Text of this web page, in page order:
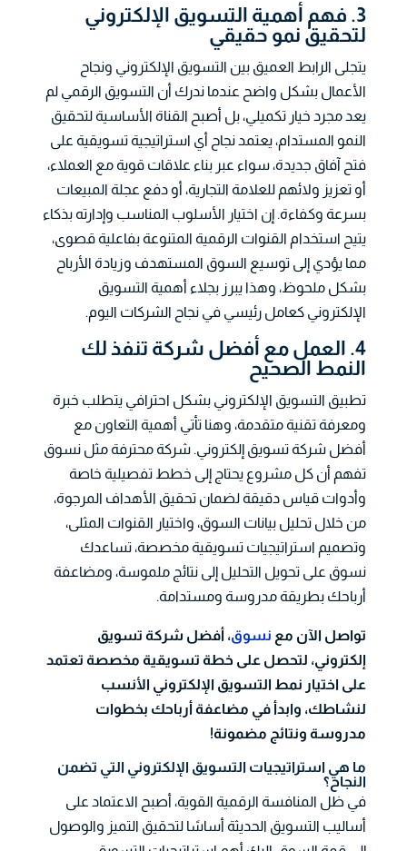
3. فهم أهمية التسويق الإلكتروني
لتحقيق نمو حقيقي
يتجلى الرابط العميق بين التسويق الإلكتروني ونجاح
الأعمال بشكل واضح عندما ندرك أن التسويق الرقمي لم
يعد مجرد خيار تكميلي، بل أصبح القناة الأساسية لتحقيق
النمو المستدام، يعتمد نجاح أي استراتيجية تسويقية على
فتح آفاق جديدة، سواء عبر بناء علاقات قوية مع العملاء،
أو تعزيز ولائهم للعلامة التجارية، أو دفع عجلة المبيعات
بسرعة وكفاءة. إن اختيار الأسلوب المناسب وإدارته بذكاء
يتيح استخدام القنوات الرقمية المتنوعة بفاعلية قصوى،
مما يؤدي إلى توسيع السوق المستهدف وزيادة الأرباح
بشكل ملحوظ، وهذا يبرز بجلاء أهمية التسويق
الإلكتروني كعامل رئيسي في نجاح الشركات اليوم.
4. العمل مع أفضل شركة تنفذ لك
النمط الصحيح
تطبيق التسويق الإلكتروني بشكل احترافي يتطلب خبرة
ومعرفة تقنية متقدمة، وهنا تأتي أهمية التعاون مع
أفضل شركة تسويق إلكتروني. شركة محترفة مثل نسوق
تفهم أن كل مشروع يحتاج إلى خطط تفصيلية خاصة
وأدوات قياس دقيقة لضمان تحقيق الأهداف المرجوة،
من خلال تحليل بيانات السوق، واختيار القنوات المثلى،
وتصميم استراتيجيات تسويقية مخصصة، تساعدك
نسوق على تحويل التحليل إلى نتائج ملموسة، ومضاعفة
أرباحك بطريقة مدروسة ومستدامة.
تواصل الآن مع نسوق، أفضل شركة تسويق
إلكتروني، لتحصل على خطة تسويقية مخصصة تعتمد
على اختيار نمط التسويق الإلكتروني الأنسب
لنشاطك، وابدأ في مضاعفة أرباحك بخطوات
مدروسة ونتائج مضمونة!
ما هي استراتيجيات التسويق الإلكتروني التي تضمن
النجاح؟
في ظل المنافسة الرقمية القوية، أصبح الاعتماد على
أساليب التسويق الحديثة أساسًا لتحقيق التميز والوصول